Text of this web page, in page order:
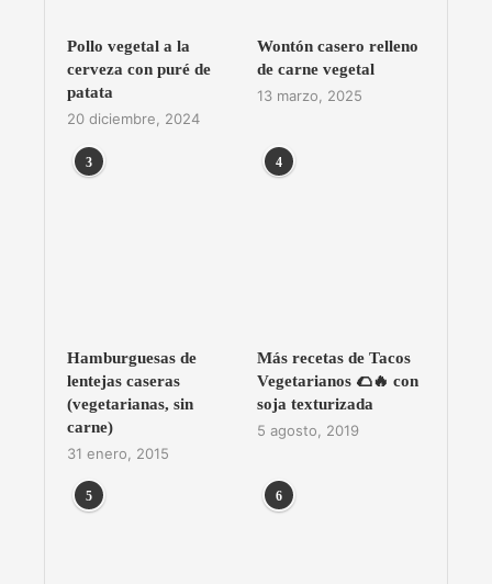
Pollo vegetal a la
cerveza con puré de
patata
20 diciembre, 2024
Wontón casero relleno
de carne vegetal
13 marzo, 2025
3
Hamburguesas de
lentejas caseras
(vegetarianas, sin
carne)
31 enero, 2015
4
Más recetas de Tacos
Vegetarianos 🌮🔥 con
soja texturizada
5 agosto, 2019
5 6